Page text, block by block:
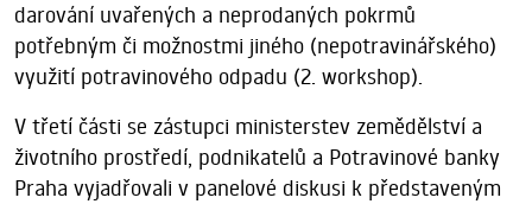
darování uvařených a neprodaných pokrmů
potřebným či možnostmi jiného (nepotravinářského)
využití potravinového odpadu (2. workshop).
V třetí části se zástupci ministerstev zemědělství a
životního prostředí, podnikatelů a Potravinové banky
Praha vyjadřovali v panelové diskusi k představeným